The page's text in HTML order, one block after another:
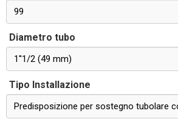
99
Diametro tubo
1''1/2 (49 mm)
Tipo Installazione